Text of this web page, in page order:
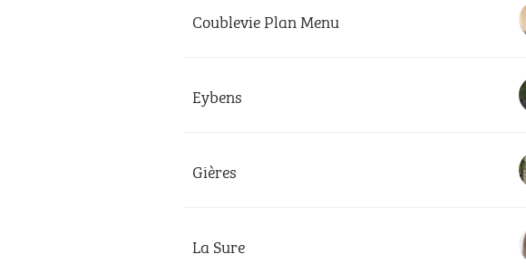
Coublevie Plan Menu
Eybens
Gières
La Sure